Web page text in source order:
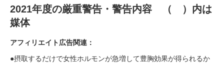
2021年度の厳重警告・警告内容 （ ）内は
媒体
アフィリエイト広告関連：
●摂取するだけで女性ホルモンが急増して豊胸効果が得られるか